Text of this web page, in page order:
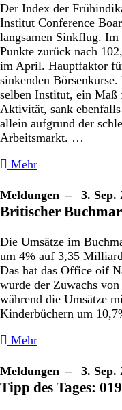
Der Index der
Institut Conference
langsamen Sinkflug.
Punkte zurück nach
im April. Hauptfaktor
sinkenden
selben Institut, ein Maß
Aktivität, sank
allein aufgrund der
Arbeitsmarkt. …
Mehr
Meldungen – 3. Sep.
Britischer
Die Umsätze im
um 4% auf 3,35
Das hat das Office oif
wurde der Zuwachs
während die Umsätze
Kinderbüchern um
Mehr
Meldungen – 3. Sep.
Tipp des Tages: